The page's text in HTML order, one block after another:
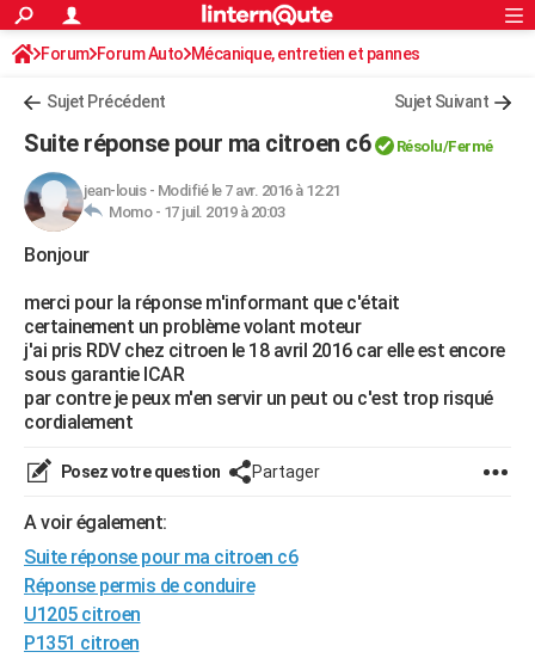
ACTUALITÉS
Politique
Société
Faits Divers
Education
Monde
Villes
+
FINANCE
Retraite
Impôts
Epargne
Immobilier
Risques naturels par ville
Banque
Assurance
Crédit
AUTO
Essais
Réserver un essai
Citadines
Berlines
SUV
Forum auto
+HIGH-TECH
Mobiles
Meilleur smartphone
Internet
Ordinateurs
Jeux vidéo
Guide high-tech
+BRICOLAGE
Forum
Aménagement intérieur
Extérieur
Cuisine
Salle de bains
Jardinage
Rangement
WEEK-END
Guides de France
Escapades
Patrimoine
Expositions
Musées
Week-end nature
+LIFESTYLE
Art de vivre
Bien-être
Loisirs
Mode
Modes de vie
SANTE
VOYAGE
Destinations
City break
Voyage nature
Voyage de noces
Forum
Climat
+PHOTO
GUIDES D'ACHAT
Rechercher
S'inscrire
Connexion
Forum Forum Auto Mécanique, entretien et pannes
Sujet Précédent Sujet Suivant
Suite réponse pour ma citroen c6 Résolu/Fermé
jean-louis- Modifié le 7 avr. 2016 à 12:21
Momo - 17 juil. 2019 à 20:03
Bonjour
merci pour la réponse m'informant que c'était
certainement un problème volant moteur
j'ai pris RDV chez citroen le 18 avril 2016 car elle est encore
sous garantie ICAR
par contre je peux m'en servir un peut ou c'est trop risqué
cordialement
Posez votre question Partager
A voir également:
Suite réponse pour ma citroen c6
Réponse permis de conduire
U1205 citroen
P1351 citroen